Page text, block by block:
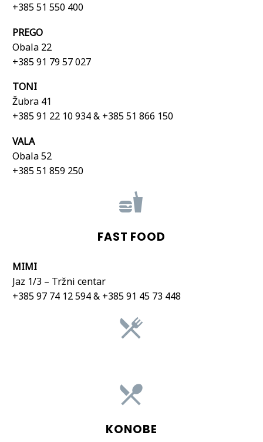
+385 51 550 400
PREGO
Obala 22
+385 91 79 57 027
TONI
Žubra 41
+385 91 22 10 934 & +385 51 866 150
VALA
Obala 52
+385 51 859 250


FAST FOOD
MIMI
Jaz 1/3 – Tržni centar
+385 97 74 12 594 & +385 91 45 73 448




KONOBE